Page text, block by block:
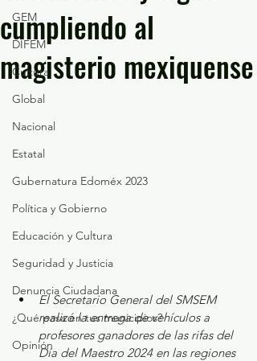
GEM
DIFEM
Cultura
Global
Nacional
Estatal
Gubernatura Edoméx 2023
Política y Gobierno
Educación y Cultura
Seguridad y Justicia
Denuncia Ciudadana
¿Qué pasa en tus municipios?
Opinión
cumpliendo al
magisterio mexiquense
El Secretario General del SMSEM
realizó la entrega de vehículos a
profesores ganadores de las rifas del
Día del Maestro 2024 en las regiones